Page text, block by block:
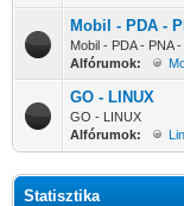
Mobil - PDA -
Mobil - PDA - PNA
Alfórumok:
GO - LINUX
GO - LINUX
Alfórumok:
Statisztika